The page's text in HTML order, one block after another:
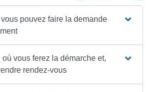
pouvez faire la demande
vous ferez la démarche et,
rendez-vous